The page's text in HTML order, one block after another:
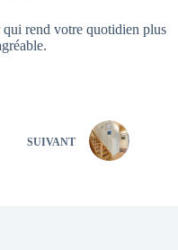
qui rend votre quotidien plus
SUIVANT